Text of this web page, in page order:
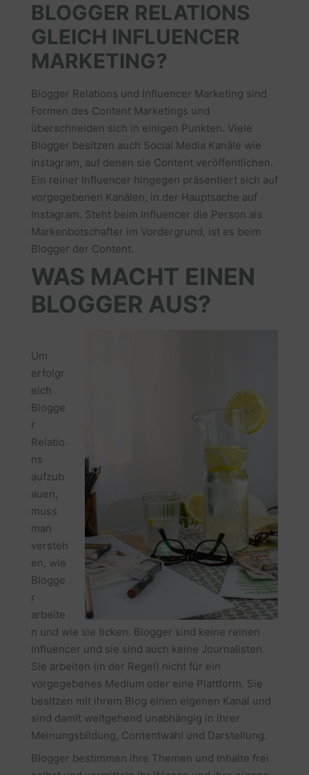
BLOGGER RELATIONS
GLEICH INFLUENCER
MARKETING?
Blogger Relations und Influencer Marketing sind
Formen des Content Marketings und
überschneiden sich in einigen Punkten. Viele
Blogger besitzen auch Social Media Kanäle wie
Instagram, auf denen sie Content veröffentlichen.
Ein reiner Influencer hingegen präsentiert sich auf
vorgegebenen Kanälen, in der Hauptsache auf
Instagram. Steht beim Influencer die Person als
Markenbotschafter im Vordergrund, ist es beim
Blogger der Content.
WAS MACHT EINEN
BLOGGER AUS?
Um
erfolgr
eich
Blogge
r
Relatio
ns
aufzub
auen,
muss
man
versteh
en, wie
Blogge
r
arbeite
n und wie sie ticken. Blogger sind keine reinen
Influencer und sie sind auch keine Journalisten.
Sie arbeiten (in der Regel) nicht für ein
vorgegebenes Medium oder eine Plattform. Sie
besitzen mit ihrem Blog einen eigenen Kanal und
sind damit weitgehend unabhängig in ihrer
Meinungsbildung, Contentwahl und Darstellung.
Blogger bestimmen ihre Themen und Inhalte frei